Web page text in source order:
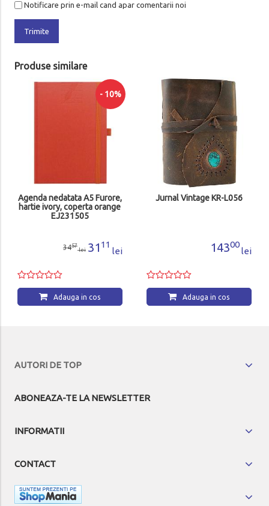
Notificare prin e-mail cand apar comentarii noi
Trimite
Produse similare
- 10%
Agenda nedatata A5 Furore,
hartie ivory, coperta orange
EJ231505
3457
lei 31 11
lei
Adauga in cos
Jurnal Vintage KR-L056
14300
lei
Adauga in cos
AUTORI DE TOP
ABONEAZA-TE LA NEWSLETTER
INFORMATII
CONTACT